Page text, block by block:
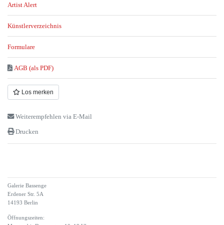
Artist Alert
Künstlerverzeichnis
Formulare
AGB (als PDF)
Los merken
Weiterempfehlen via E-Mail
Drucken
Galerie Bassenge
Erdener Str. 5A
14193 Berlin
Öffnungszeiten: